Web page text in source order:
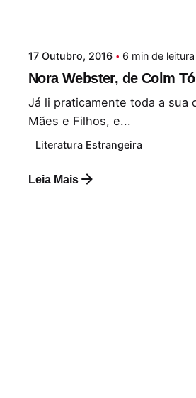
17 Outubro, 2016 6 min de leitura
Nora Webster, de Colm
Já li praticamente toda a sua
Mães e Filhos, e...
Literatura Estrangeira
Leia Mais